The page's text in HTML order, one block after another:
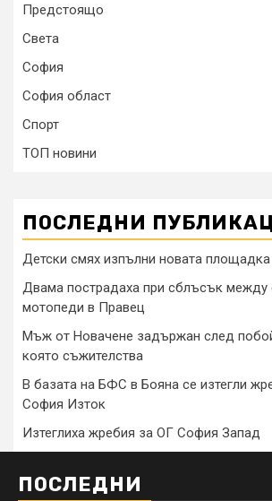
Предстоящо
Света
София
София област
Спорт
ТОП новини
ПОСЛЕДНИ
Детски смях изпълни новата площадка
Двама пострадаха при сблъсък между
мотопеди в Правец
Мъж от Новачене задържан след
която съжителства
В базата на БФС в Бояна се изтегли
София Изток
Изтеглиха жребия за ОГ София Запад
ПОСЛЕДНИ